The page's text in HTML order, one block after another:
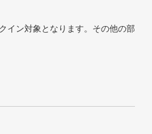
イン対象となります。その他の部